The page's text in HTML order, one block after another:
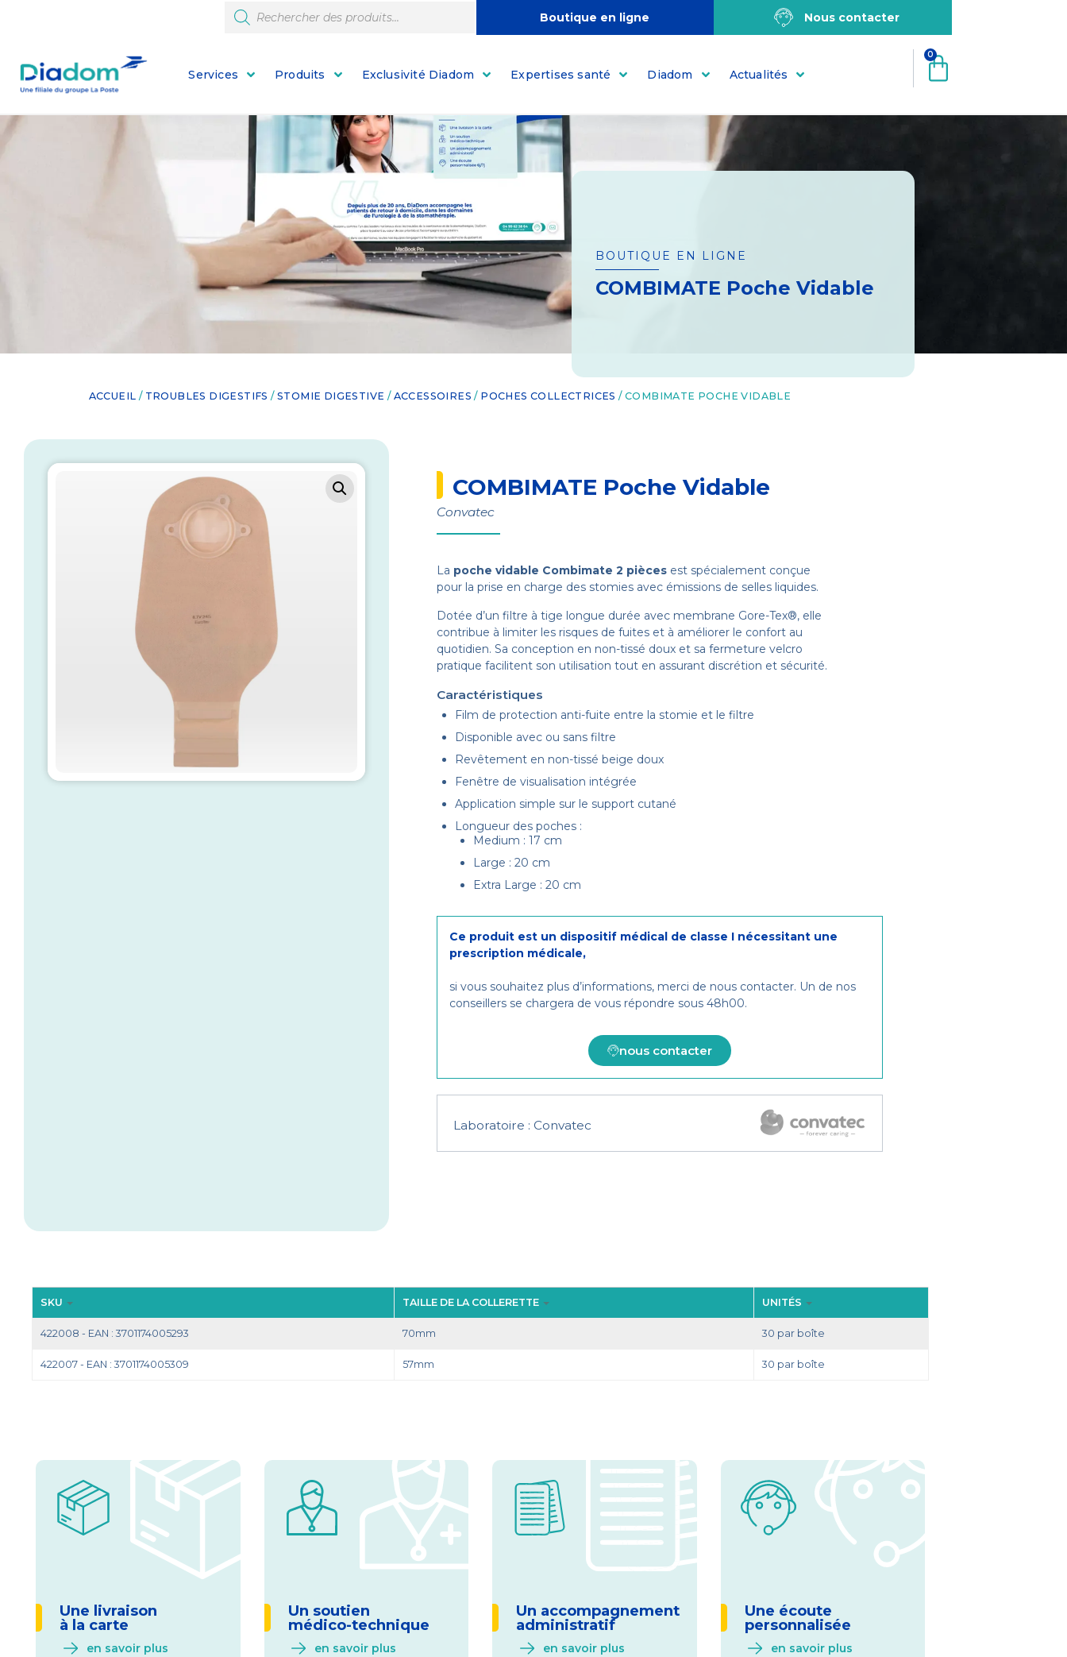
Boutique en ligne Nous contacter
Services Produits Exclusivité Diadom Expertises santé Diadom Actualités
0
BOUTIQUE EN LIGNE
COMBIMATE Poche Vidable
ACCUEIL / TROUBLES DIGESTIFS / STOMIE DIGESTIVE / ACCESSOIRES / POCHES COLLECTRICES / COMBIMATE POCHE VIDABLE
COMBIMATE Poche Vidable
Convatec
La poche vidable Combimate 2 pièces est spécialement conçue
pour la prise en charge des stomies avec émissions de selles liquides.
Dotée d’un filtre à tige longue durée avec membrane Gore-Tex®, elle
contribue à limiter les risques de fuites et à améliorer le confort au
quotidien. Sa conception en non-tissé doux et sa fermeture velcro
pratique facilitent son utilisation tout en assurant discrétion et sécurité.
Caractéristiques
Film de protection anti-fuite entre la stomie et le filtre
Disponible avec ou sans filtre
Revêtement en non-tissé beige doux
Fenêtre de visualisation intégrée
Application simple sur le support cutané
Longueur des poches :
Medium : 17 cm
Large : 20 cm
Extra Large : 20 cm
Ce produit est un dispositif médical de classe I nécessitant une
prescription médicale,
si vous souhaitez plus d’informations, merci de nous contacter. Un de nos
conseillers se chargera de vous répondre sous 48h00.
nous contacter
Laboratoire :Convatec
SKU TAILLE DE LA COLLERETTE UNITÉS
422008 - EAN : 3701174005293 70mm 30 par boîte
422007 - EAN : 3701174005309 57mm 30 par boîte
Une livraison
à la carte
en savoir plus
Un soutien
médico-technique
en savoir plus
Un accompagnement
administratif
en savoir plus
Une écoute
personnalisée
en savoir plus